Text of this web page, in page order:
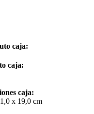
caja:
caja:
caja:
x 19,0 cm